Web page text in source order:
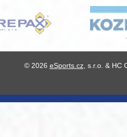
© 2026 eSports.cz, s.r.o. & HC